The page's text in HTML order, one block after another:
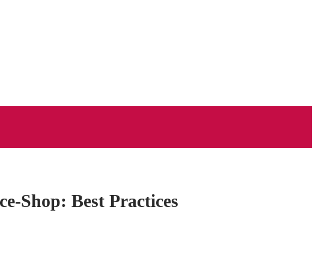
Shop: Best Practices